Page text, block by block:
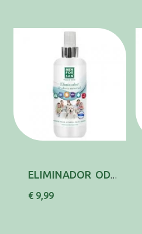
ELIMINADOR ODORES UNIVERSAL 200ML MENFORSAN
€ 9,99